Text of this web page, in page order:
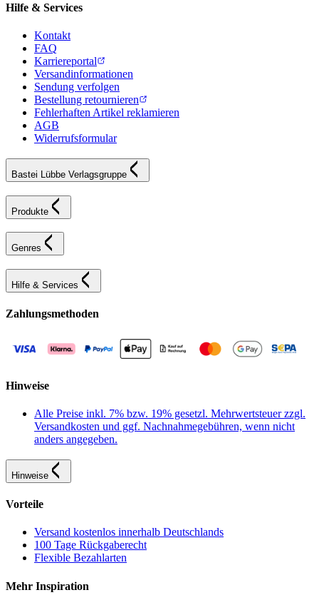
Hilfe & Services
Kontakt
FAQ
Karriereportal
Versandinformationen
Sendung verfolgen
Bestellung retournieren
Fehlerhaften Artikel reklamieren
AGB
Widerrufsformular
Bastei Lübbe Verlagsgruppe
Produkte
Genres
Hilfe & Services
Zahlungsmethoden
Hinweise
Alle Preise inkl. 7% bzw. 19% gesetzl. Mehrwertsteuer zzgl.
Versandkosten und ggf. Nachnahmegebühren, wenn nicht
anders angegeben.
Hinweise
Vorteile
Versand kostenlos innerhalb Deutschlands
100 Tage Rückgaberecht
Flexible Bezahlarten
Mehr Inspiration